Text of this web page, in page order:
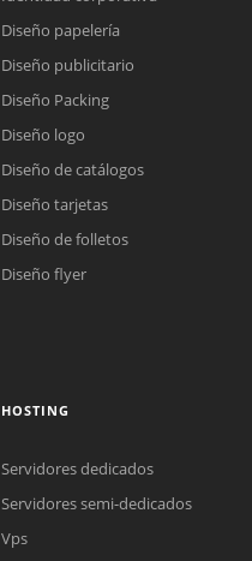
Diseño papelería
Diseño publicitario
Diseño Packing
Diseño logo
Diseño de catálogos
Diseño tarjetas
Diseño de folletos
Diseño flyer
HOSTING
Servidores dedicados
Servidores semi-dedicados
Vps